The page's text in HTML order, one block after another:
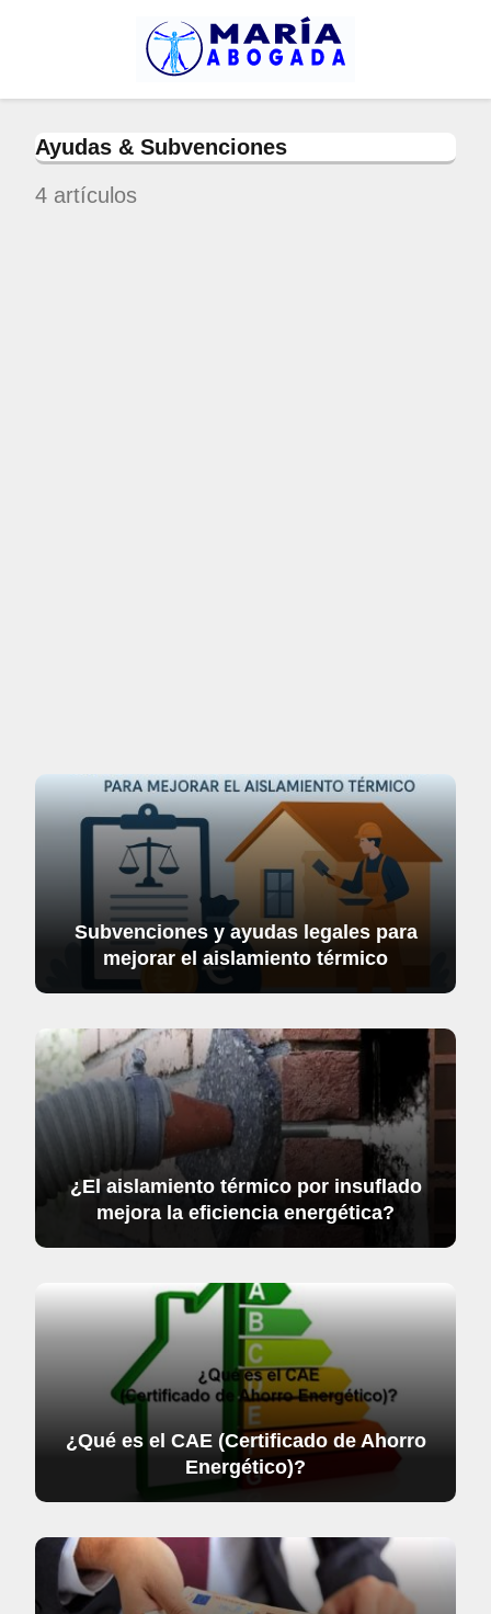
Ayudas & Subvenciones
4 artículos
Subvenciones y ayudas legales para
mejorar el aislamiento térmico
¿El aislamiento térmico por insuflado
mejora la eficiencia energética?
¿Qué es el CAE (Certificado de Ahorro
Energético)?